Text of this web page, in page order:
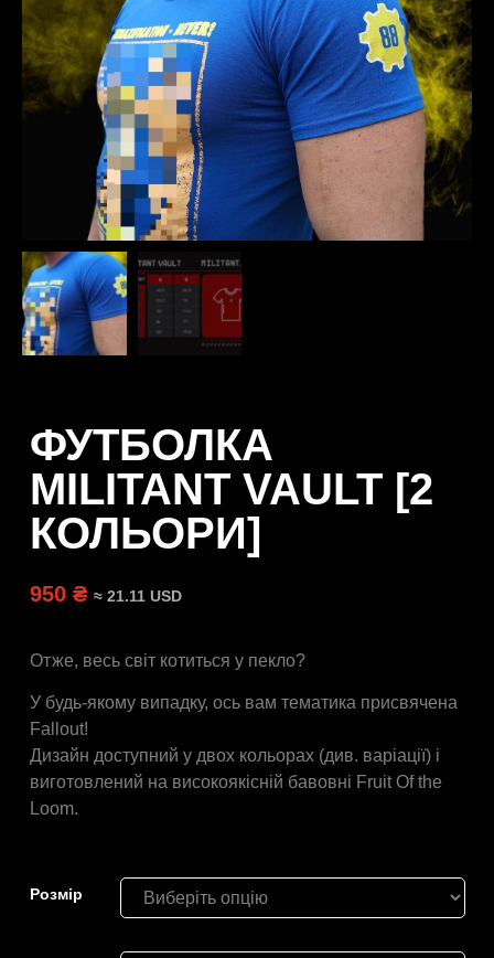
ФУТБОЛКА
MILITANT VAULT [2
КОЛЬОРИ]
950 ₴ ≈ 21.11 USD
Отже, весь світ котиться у пекло?
У будь-якому випадку, ось вам тематика присвячена
Fallout!
Дизайн доступний у двох кольорах (див. варіації) і
виготовлений на високоякісній бавовні Fruit Of the
Loom.
Розмiр